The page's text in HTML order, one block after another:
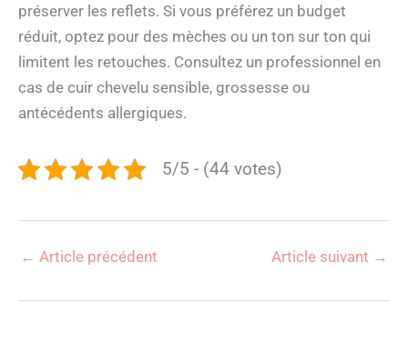
préserver les reflets. Si vous préférez un budget
réduit, optez pour des mèches ou un ton sur ton qui
limitent les retouches. Consultez un professionnel en
cas de cuir chevelu sensible, grossesse ou
antécédents allergiques.
5/5 - (44 votes)
← Article précédent Article suivant →